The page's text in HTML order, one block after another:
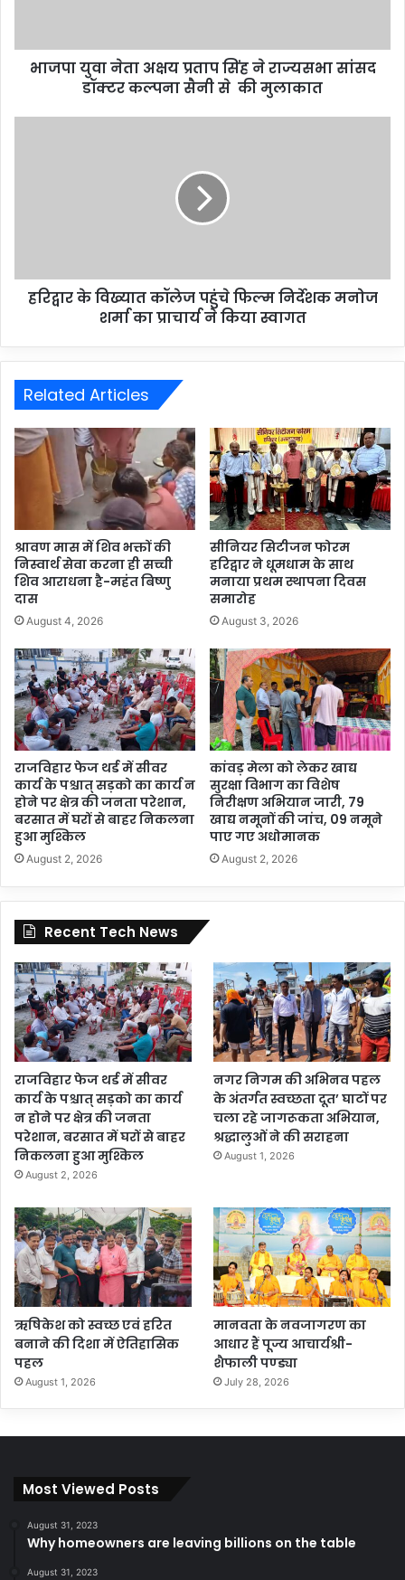
भाजपा युवा नेता अक्षय प्रताप सिंह ने राज्यसभा सांसद
डॉक्टर कल्पना सैनी से की मुलाकात
हरिद्वार के विख्यात कॉलेज पहुंचे फिल्म निर्देशक मनोज
शर्मा का प्राचार्य ने किया स्वागत
Related Articles
श्रावण मास में शिव भक्तों की
निस्वार्थ सेवा करना ही सच्ची
शिव आराधना है-महंत बिष्णु
दास
August 4, 2026
सीनियर सिटीजन फोरम
हरिद्वार ने धूमधाम के साथ
मनाया प्रथम स्थापना दिवस
समारोह
August 3, 2026
राजविहार फेज थर्ड में सीवर
कार्य के पश्चात् सड़को का कार्य न
होने पर क्षेत्र की जनता परेशान,
बरसात में घरों से बाहर निकलना
हुआ मुश्किल
August 2, 2026
कांवड़ मेला को लेकर खाद्य
सुरक्षा विभाग का विशेष
निरीक्षण अभियान जारी, 79
खाद्य नमूनों की जांच, 09 नमूने
पाए गए अधोमानक
August 2, 2026
Recent Tech News
राजविहार फेज थर्ड में सीवर
कार्य के पश्चात् सड़को का कार्य
न होने पर क्षेत्र की जनता
परेशान, बरसात में घरों से बाहर
निकलना हुआ मुश्किल
August 2, 2026
नगर निगम की अभिनव पहल
के अंतर्गत स्वच्छता दूत’ घाटों पर
चला रहे जागरूकता अभियान,
श्रद्धालुओं ने की सराहना
August 1, 2026
ऋषिकेश को स्वच्छ एवं हरित
बनाने की दिशा में ऐतिहासिक
पहल
August 1, 2026
मानवता के नवजागरण का
आधार हैं पूज्य आचार्यश्री-
शैफाली पण्ड्या
July 28, 2026
Most Viewed Posts
August 31, 2023
Why homeowners are leaving billions on the table
August 31, 2023